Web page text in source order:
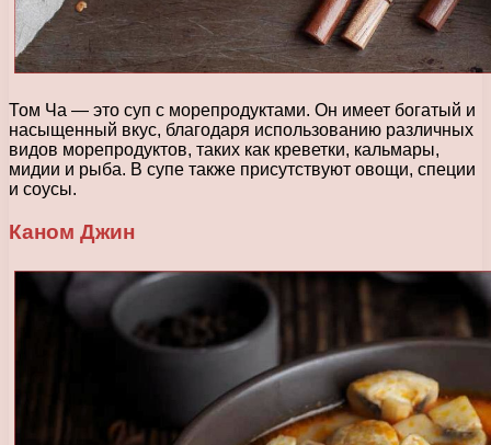
Том Ча — это суп с морепродуктами. Он имеет богатый и
насыщенный вкус, благодаря использованию различных
видов морепродуктов, таких как креветки, кальмары,
мидии и рыба. В супе также присутствуют овощи, специи
и соусы.
Каном Джин